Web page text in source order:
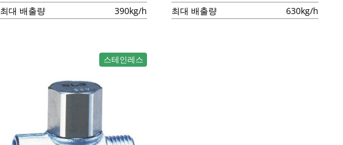
최대 배출량
390kg/h
최대 배출량
630kg/h
스테인레스